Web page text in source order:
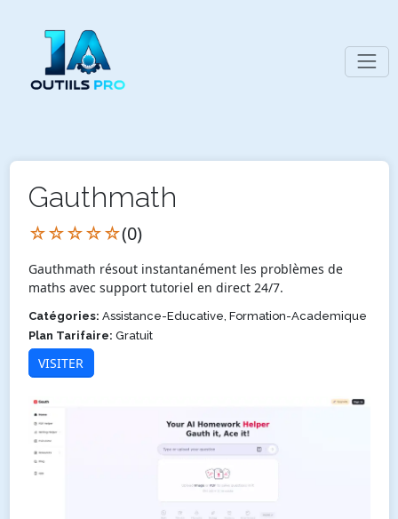
Gauthmath
☆☆☆☆☆(0)
Gauthmath résout instantanément les problèmes de
maths avec support tutoriel en direct 24/7.
Catégories: Assistance-Educative, Formation-Academique
Plan Tarifaire: Gratuit
VISITER